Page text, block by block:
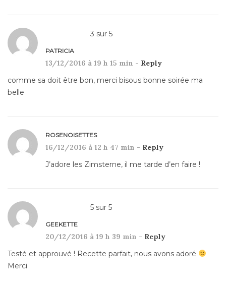
3 sur 5
PATRICIA
13/12/2016 à 19 h 15 min - Reply
comme sa doit être bon, merci bisous bonne soirée ma
belle
ROSENOISETTES
16/12/2016 à 12 h 47 min - Reply
J’adore les Zimsterne, il me tarde d’en faire !
5 sur 5
GEEKETTE
20/12/2016 à 19 h 39 min - Reply
Testé et approuvé ! Recette parfait, nous avons adoré
Merci